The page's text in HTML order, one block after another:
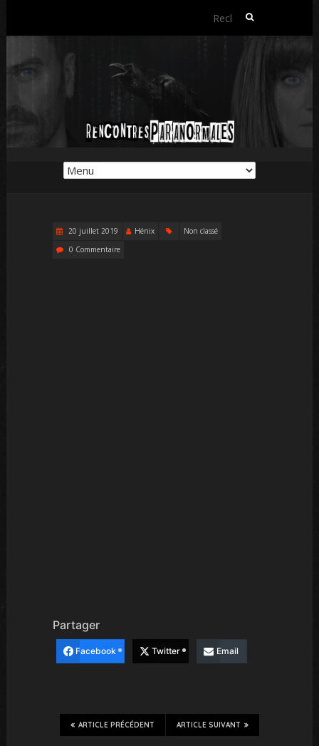
Rechercher :
20 juillet 2019 Hénix
Non classé
0 Commentaire
Partager
Facebook Twitter Email
ARTICLE SUIVANT
ARTICLE PRÉCÉDENT